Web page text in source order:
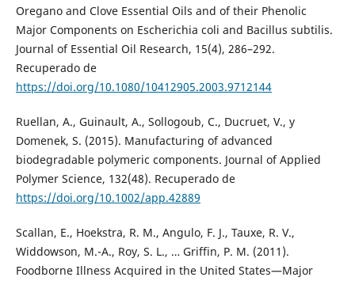
Oregano and Clove Essential Oils and of their Phenolic
Major Components on Escherichia coli and Bacillus subtilis.
Journal of Essential Oil Research, 15(4), 286–292.
Recuperado de
https://doi.org/10.1080/10412905.2003.9712144
Ruellan, A., Guinault, A., Sollogoub, C., Ducruet, V., y
Domenek, S. (2015). Manufacturing of advanced
biodegradable polymeric components. Journal of Applied
Polymer Science, 132(48). Recuperado de
https://doi.org/10.1002/app.42889
Scallan, E., Hoekstra, R. M., Angulo, F. J., Tauxe, R. V.,
Widdowson, M.-A., Roy, S. L., … Griffin, P. M. (2011).
Foodborne Illness Acquired in the United States—Major